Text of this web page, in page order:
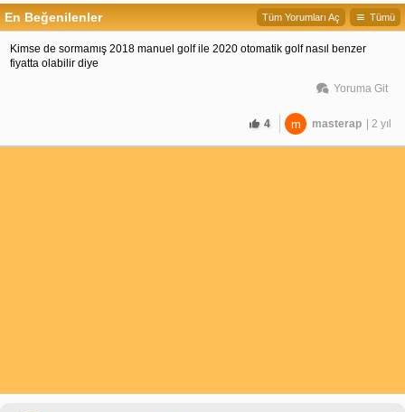
En Beğenilenler Tümü
Tüm Yorumları Aç
Kimse de sormamış 2018 manuel golf ile 2020 otomatik golf nasıl benzer
fiyatta olabilir diye
Yoruma Git
4 m masterap | 2 yıl